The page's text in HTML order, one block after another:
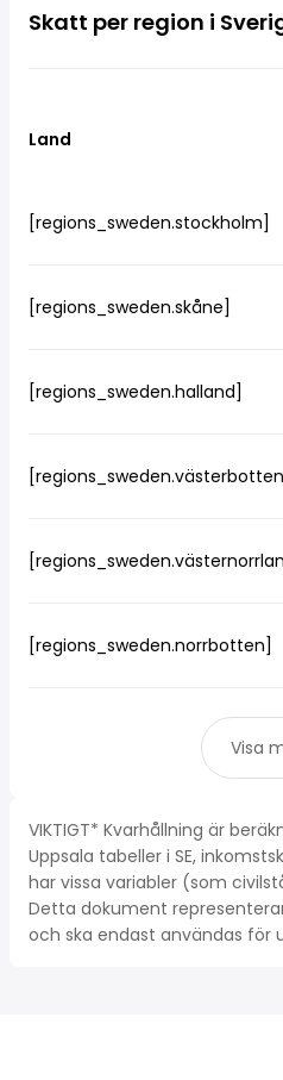
Skatt per region i
Land
[regions_sweden.stockholm]
[regions_sweden.skåne]
[regions_sweden.halland]
[regions_sweden.norrbotten]
Visa
VIKTIGT* Kvarhållning är
Uppsala tabeller i SE,
har vissa variabler (som
Detta dokument
och ska endast användas för